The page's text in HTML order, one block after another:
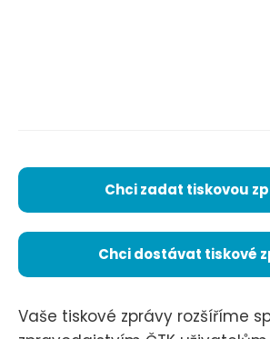
Chci zadat tiskovou
Chci dostávat tiskové
Vaše tiskové zprávy rozšíříme